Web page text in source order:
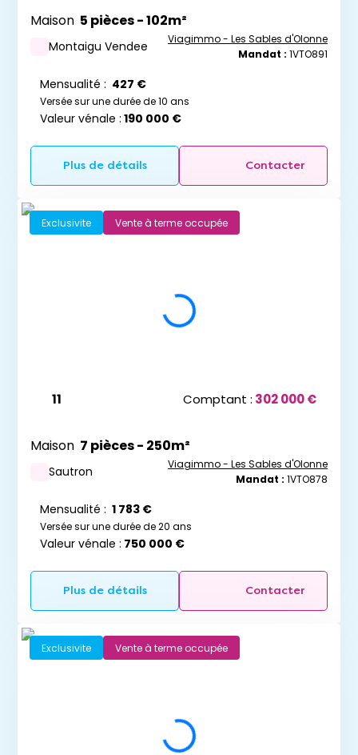
Maison 5 pièces - 102m²
Montaigu Vendee
Viagimmo - Les Sables d'Olonne
Mandat : 1VTO891
Mensualité : 427 €
Versée sur une durée de 10 ans
Valeur vénale : 190 000 €
Plus de détails Contacter
Exclusivite Vente à terme occupée
11 Comptant : 302 000 €
Maison 7 pièces - 250m²
Sautron
Viagimmo - Les Sables d'Olonne
Mandat : 1VTO878
Mensualité : 1 783 €
Versée sur une durée de 20 ans
Valeur vénale : 750 000 €
Plus de détails Contacter
Exclusivite Vente à terme occupée
correspondant à votre
recherche
Renseignez votre adresse mail :
J'ai lu et j'accepte les
politiques de confidentialité